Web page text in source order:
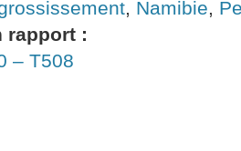
, Namibie,
rapport :
– T508